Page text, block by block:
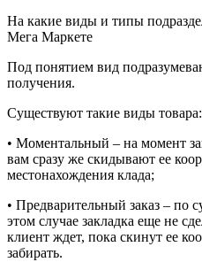
На какие виды и типы
Мега Маркете
Под понятием вид
получения.
Существуют такие виды товара:
• Моментальный – на момент
вам сразу же скидывают ее
местонахождения клада;
• Предварительный заказ – по
этом случае закладка еще не
клиент ждет, пока скинут ее
забирать.